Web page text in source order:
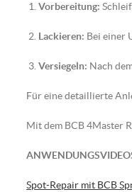
Vorbereitung:
Lackieren: Bei einer
Versiegeln: Nach
Für eine detaillierte
Mit dem BCB 4Master
Spot-Repair mit BCB